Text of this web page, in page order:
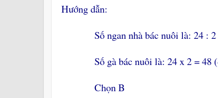
Hướng dẫn:
Số ngan nhà bác nuôi là: 24 : 2
Số gà bác nuôi là: 24 x 2 = 48
Chọn B